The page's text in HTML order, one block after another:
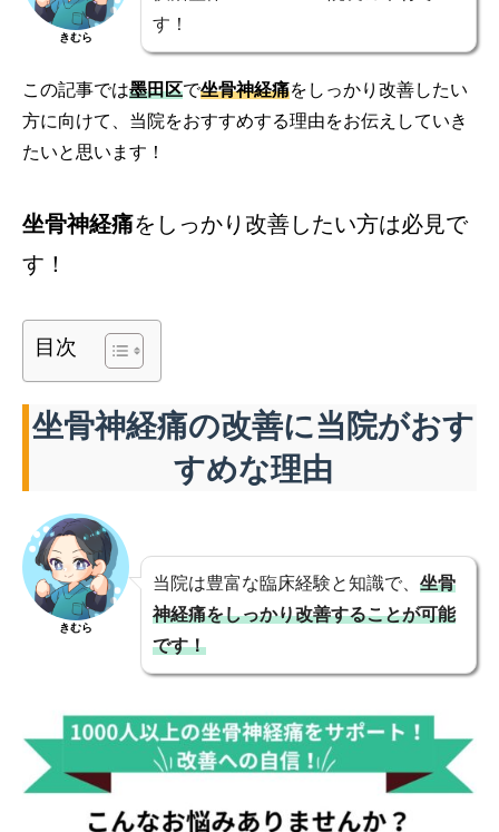
きむら
す！
この記事では墨田区で坐骨神経痛をしっかり改善したい
方に向けて、当院をおすすめする理由をお伝えしていき
たいと思います！
坐骨神経痛をしっかり改善したい方は必見で
す！
目次
坐骨神経痛の改善に当院がおす
すめな理由
きむら
当院は豊富な臨床経験と知識で、 坐骨
神経痛をしっかり改善することが可能
です！